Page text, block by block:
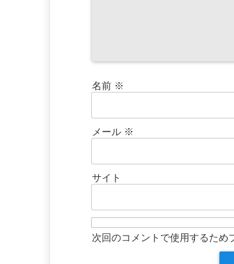
名前 ※
メール ※
サイト
次回のコメントで使用するため